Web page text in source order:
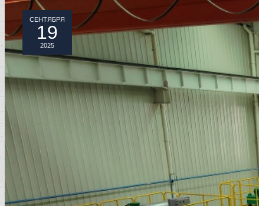
СЕНТЯБРЯ
19
2025